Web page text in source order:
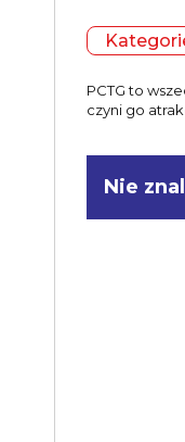
PCTG to
czyni go
Nie